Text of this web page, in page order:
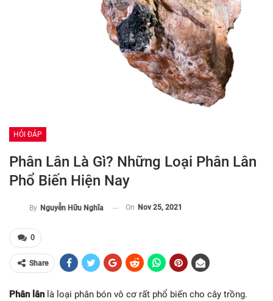
HỎI ĐÁP
Phân Lân Là Gì? Những Loại Phân Lân
Phổ Biến Hiện Nay
By Nguyễn Hữu Nghĩa On Nov 25, 2021
0
Share
Phân lân là loại phân bón vô cơ rất phổ biến cho cây trồng.